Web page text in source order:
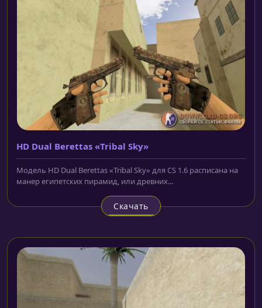
HD Dual Berettas «Tribal Sky»
Модель HD Dual Berettas «Tribal Sky» для CS 1.6 расписана на
манер египетских пирамид, или древних...
Скачать